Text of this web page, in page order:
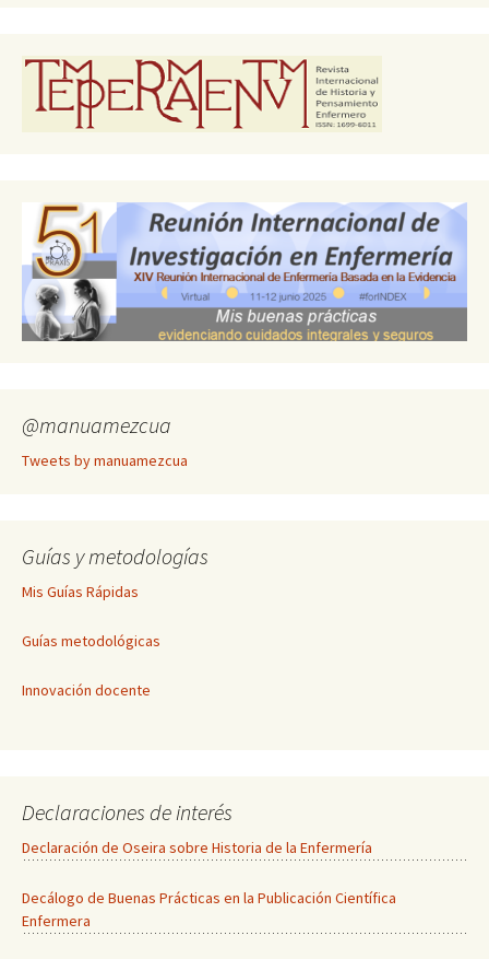
@manuamezcua
Tweets by manuamezcua
Guías y metodologías
Mis Guías Rápidas
Guías metodológicas
Innovación docente
Declaraciones de interés
Declaración de Oseira sobre Historia de la Enfermería
Decálogo de Buenas Prácticas en la Publicación Científica
Enfermera